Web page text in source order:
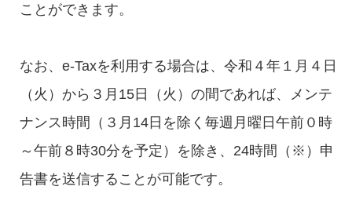
ことができます。
なお、e-Taxを利用する場合は、令和４年１月４日
（火）から３月15日（火）の間であれば、メンテ
ナンス時間（３月14日を除く毎週月曜日午前０時
～午前８時30分を予定）を除き、24時間（※）申
告書を送信することが可能です。